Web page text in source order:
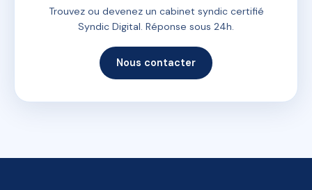
Trouvez ou devenez un cabinet syndic certifié
Syndic Digital. Réponse sous 24h.
Nous contacter